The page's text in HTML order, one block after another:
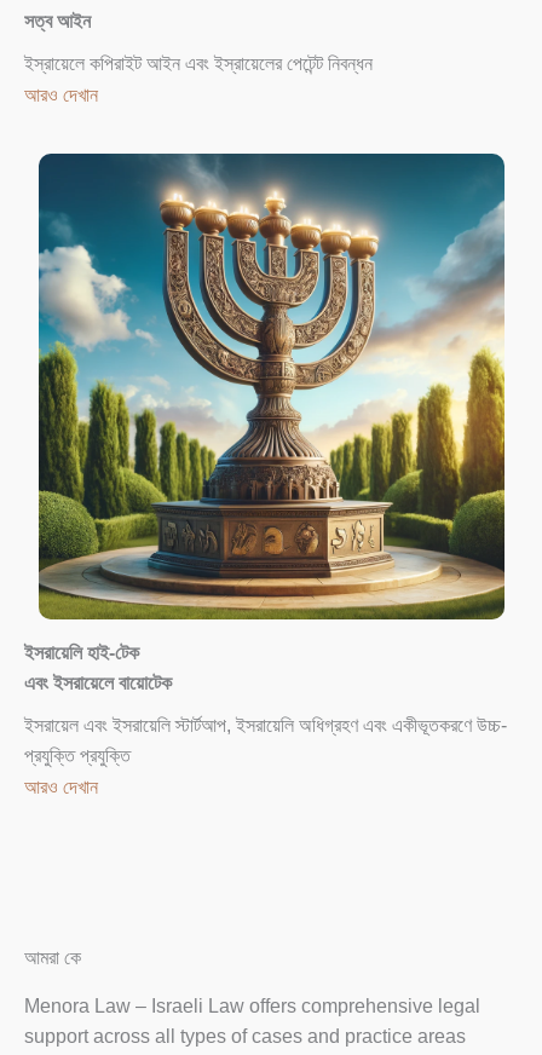
সত্ব আইন
ইস্রায়েলে কপিরাইট আইন এবং ইস্রায়েলের পেটেন্ট নিবন্ধন
আরও দেখান
ইসরায়েলি হাই-টেক
এবং ইসরায়েলে বায়োটেক
ইসরায়েল এবং ইসরায়েলি স্টার্টআপ, ইসরায়েলি অধিগ্রহণ এবং একীভূতকরণে উচ্চ-
প্রযুক্তি প্রযুক্তি
আরও দেখান
আমরা কে
Menora Law – Israeli Law offers comprehensive legal
support across all types of cases and practice areas